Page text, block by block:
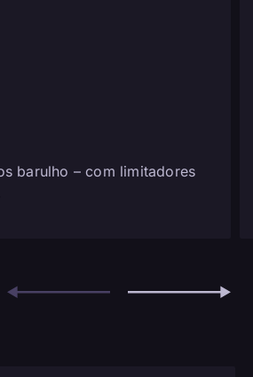
barulho – com limitadores